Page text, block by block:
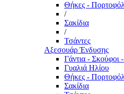
Θήκες -
/
Σακίδια
/
Τσάντες
Αξεσουάρ Ένδυσης
Γάντια - Σκούφοι
Γυαλιά Ηλίου
Θήκες -
Σακίδια